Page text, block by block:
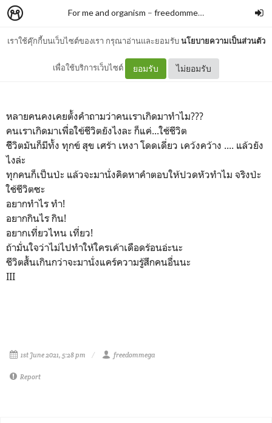
เราใช้คุ๊กกี้บนเว็บไซต์ของเรา กรุณาอ่านและยอมรับนโยบายความเป็นส่วนตัว
เพื่อใช้บริการเว็บไซต์ ยอมรับ ไม่ยอมรับ
For me and organism – freedommega
No big deal.
หลายคนคงเคยตั้งคำถามว่าคนเราเกิดมาทำไม???
คนเราเกิดมาเพื่อใข้ชีวิตยังไงละ ก็แค่...ใช้ชีวิต
ชีิวิตมันก็มีทั้ง ทุกข์ สุข เศร้า เหงา โดดเดี่ยว เคว้งคว้าง .... แล้วยัง
ไงล่ะ
ทุกคนก็เป็นป่ะ แล้วจะมานั่งคิดหาคำตอบให้ปวดหัวทำไม จริงป่ะ
ใช้ชีวิตซะ
อยากทำไร ทำ!
อยากกินไร กิน!
อยากเที่ยวไหน เที่ยว!
ถ้ามั่นใจว่าไม่ไปทำให้ใครเค้าเดือดร้อนอ่ะนะ
ชีวิตสั้นเกินกว่าจะมานั่งแคร์ความรู้สึกคนอื่นนะ
III
1st June 2021, 5:28 pm freedommega
Report